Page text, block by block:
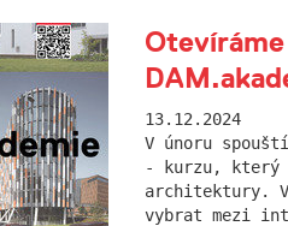
13.12.2024
V únoru
- kurzu, který
architektury.
vybrat mezi